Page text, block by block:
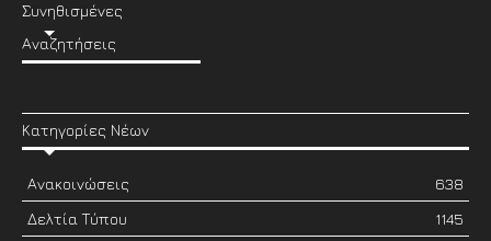
Συνηθισμένες
Αναζητήσεις
Κατηγορίες Νέων
Ανακοινώσεις
638
Δελτία Τύπου
1145